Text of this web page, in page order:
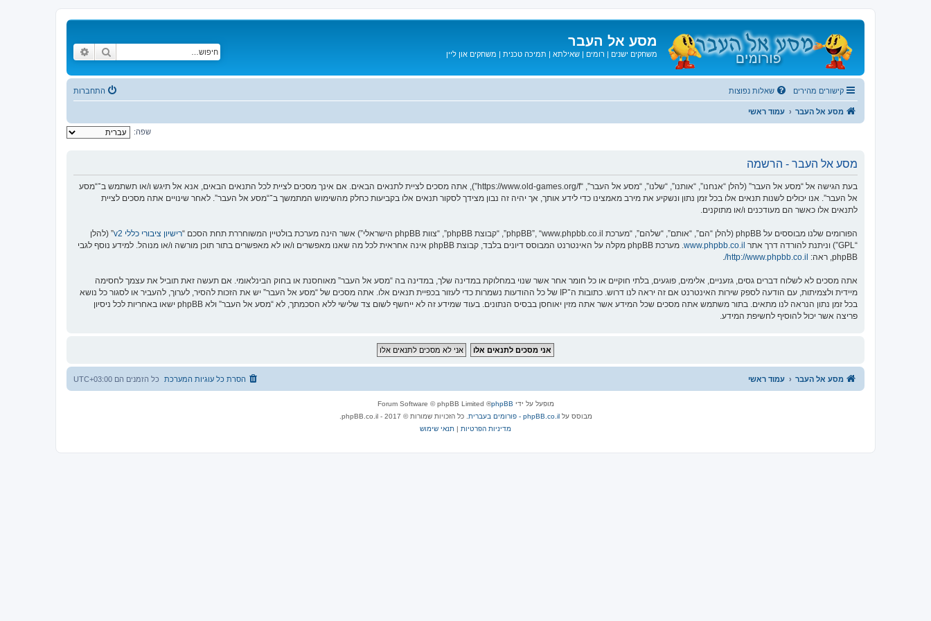
מסע אל העבר
משחקים ישנים | רומים | שאילתא | תמיכה טכנית | משחקים און ליין חיפוש
קישורים מהירים שאלות נפוצות התחברות
מסע אל העבר עמוד ראשי
שפה:
מסע אל העבר - הרשמה
בעת הגישה אל “מסע אל העבר” (להלן “אנחנו”, “אותנו”, “שלנו”, “מסע אל העבר”, “https://www.old-games.org/f”), אתה מסכים לציית לתנאים הבאים. אם אינך מסכים לציית לכל התנאים הבאים, אנא אל תיגש ו/או תשתמש ב־“מסע
אל העבר”. אנו יכולים לשנות תנאים אלו בכל זמן נתון ונשקיע את מירב מאמצינו כדי לידע אותך, אך יהיה זה נבון מצידך לסקור תנאים אלו בקביעות כחלק מהשימוש המתמשך ב־“מסע אל העבר”. לאחר שינויים אתה מסכים לציית
לתנאים אלו כאשר הם מעודכנים ו/או מתוקנים.
הפורומים שלנו מבוססים על phpBB (להלן “הם”, “אותם”, “שלהם”, “מערכת phpBB”, “www.phpbb.co.il”, “קבוצת phpBB”, “צוות phpBB הישראלי”) אשר הינה מערכת בולטיין המשוחררת תחת הסכם “ רישיון ציבורי כללי v2
” (להלן
“GPL”) וניתנת להורדה דרך אתר
www.phpbb.co.il
. מערכת phpBB מקלה על האינטרנט המבוסס דיונים בלבד, קבוצת phpBB אינה אחראית לכל מה שאנו מאפשרים ו/או לא מאפשרים בתור תוכן מורשה ו/או מנוהל. למידע נוסף לגבי
phpBB, ראה:
http://www.phpbb.co.il/
אתה מסכים לא לשלוח דברים גסים, גזעניים, אלימים, פוגעים, בלתי חוקיים או כל חומר אחר אשר שנוי במחלוקת במדינה שלך, במדינה בה “מסע אל העבר” מאוחסנת או בחוק הבינלאומי. אם תעשה זאת תוביל את עצמך לחסימה
מיידית ולצמיתות, עם הודעה לספק שירות האינטרנט אם זה יראה לנו דרוש. כתובות ה־IP של כל ההודעות נשמרות כדי לעזור בכפיית תנאים אלו. אתה מסכים של “מסע אל העבר” יש את הזכות להסיר, לערוך, להעביר או לסגור כל נושא
בכל זמן נתון הנראה לנו מתאים. בתור משתמש אתה מסכים שכל המידע אשר אתה מזין יאוחסן בבסיס הנתונים. בעוד שמידע זה לא ייחשף לשום צד שלישי ללא הסכמתך, לא “מסע אל העבר” ולא phpBB ישאו באחריות לכל ניסיון
פריצה אשר יכול להוסיף לחשיפת המידע.
מסע אל העבר עמוד ראשי כל הזמנים הם UTC+03:00 הסרת כל עוגיות המערכת
מופעל על ידי phpBB
® Forum Software © phpBB Limited
מבוסס עלphpBB.co.il - פורומים בעברית
. כל הזכויות שמורות © 2017 - phpBB.co.il.
מדיניות הפרטיות | תנאי שימוש